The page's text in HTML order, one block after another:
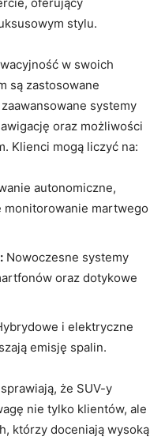
stylu.
w swoich
są zastosowane
systemy
oraz możliwości
Klienci mogą liczyć na:
autonomiczne,
monitorowanie martwego
Nowoczesne systemy
oraz dotykowe
i elektryczne
emisję spalin.
że SUV-y
nie tylko klientów, ale
którzy doceniają wysoką